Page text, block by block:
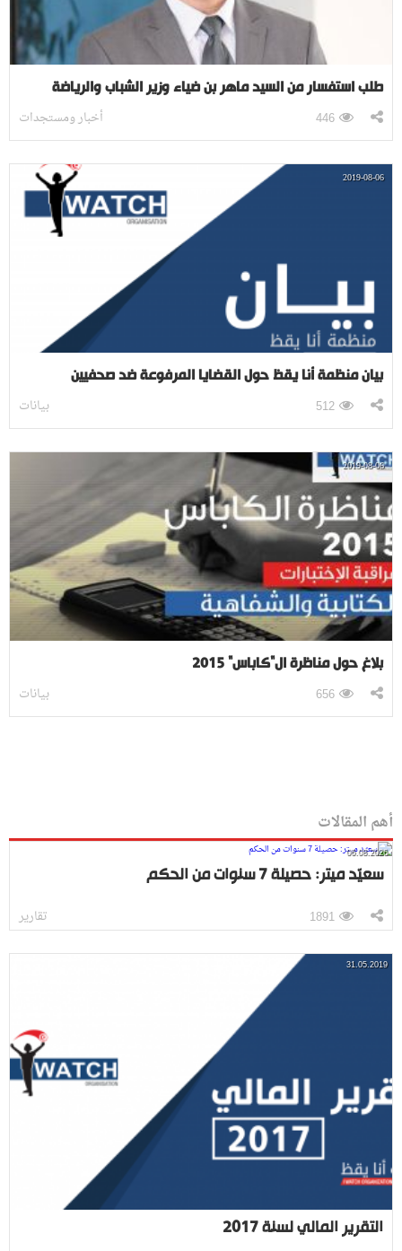
طلب استفسار من السيد ماهر بن ضياء وزير الشباب والرياضة
أخبار ومستجدات 446
2019-08-06
بيان منظمة أنا يقظ حول القضايا المرفوعة ضد صحفيين
بيانات 512
2019-08-06
بلاغ حول مناظرة ال"كاباس" 2015
بيانات 656
أهم المقالات
06.08.2026
سعيّد ميتر: حصيلة 7 سنوات من الحكم
تقارير 1891
31.05.2019
التقرير المالي لسنة 2017